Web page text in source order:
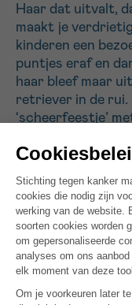
Haar dat uitvalt,
maakt je
kinderen een
puntjes eraf en
haar bleef maar
retriever in de rui.
‘scheerfeestje’
Mijn vriend en
een warme en
werkte alles een
Tip 6: Zei er
Wees de perfecte
Posay Silicium